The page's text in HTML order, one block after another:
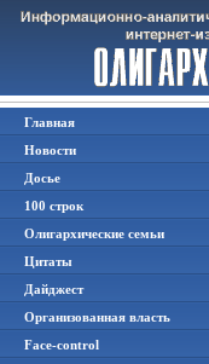
Главная
Новости
Досье
100 строк
Олигархические семьи
Цитаты
Дайджест
Организованная власть
Face-control